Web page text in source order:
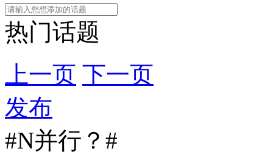
热门话题
上一页 下一页
发布
#N并行？#